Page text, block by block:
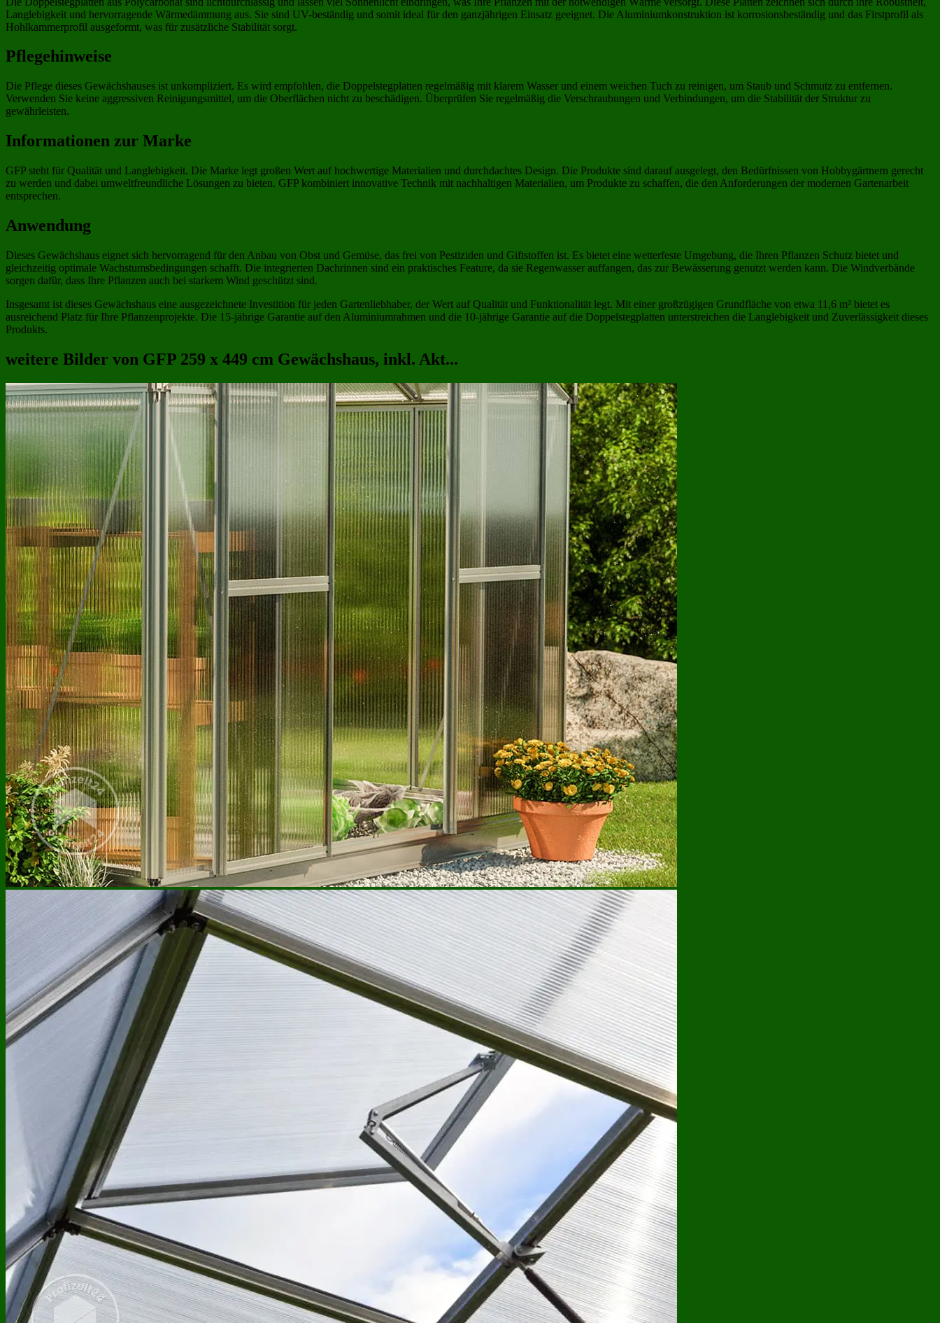
Langlebigkeit und hervorragende Wärmedämmung aus. Sie sind UV-beständig und somit ideal für den ganzjährigen Einsatz geeignet. Die Aluminiumkonstruktion ist korrosionsbeständig und das Firstprofil als
Hohlkammerprofil ausgeformt, was für zusätzliche Stabilität sorgt.
Pflegehinweise
Die Pflege dieses Gewächshauses ist unkompliziert. Es wird empfohlen, die Doppelstegplatten regelmäßig mit klarem Wasser und einem weichen Tuch zu reinigen, um Staub und Schmutz zu entfernen.
Verwenden Sie keine aggressiven Reinigungsmittel, um die Oberflächen nicht zu beschädigen. Überprüfen Sie regelmäßig die Verschraubungen und Verbindungen, um die Stabilität der Struktur zu
gewährleisten.
Informationen zur Marke
GFP steht für Qualität und Langlebigkeit. Die Marke legt großen Wert auf hochwertige Materialien und durchdachtes Design. Die Produkte sind darauf ausgelegt, den Bedürfnissen von Hobbygärtnern gerecht
zu werden und dabei umweltfreundliche Lösungen zu bieten. GFP kombiniert innovative Technik mit nachhaltigen Materialien, um Produkte zu schaffen, die den Anforderungen der modernen Gartenarbeit
entsprechen.
Anwendung
Dieses Gewächshaus eignet sich hervorragend für den Anbau von Obst und Gemüse, das frei von Pestiziden und Giftstoffen ist. Es bietet eine wetterfeste Umgebung, die Ihren Pflanzen Schutz bietet und
gleichzeitig optimale Wachstumsbedingungen schafft. Die integrierten Dachrinnen sind ein praktisches Feature, da sie Regenwasser auffangen, das zur Bewässerung genutzt werden kann. Die Windverbände
sorgen dafür, dass Ihre Pflanzen auch bei starkem Wind geschützt sind.
Insgesamt ist dieses Gewächshaus eine ausgezeichnete Investition für jeden Gartenliebhaber, der Wert auf Qualität und Funktionalität legt. Mit einer großzügigen Grundfläche von etwa 11,6 m² bietet es
ausreichend Platz für Ihre Pflanzenprojekte. Die 15-jährige Garantie auf den Aluminiumrahmen und die 10-jährige Garantie auf die Doppelstegplatten unterstreichen die Langlebigkeit und Zuverlässigkeit dieses
Produkts.
weitere Bilder von GFP 259 x 449 cm Gewächshaus, inkl. Akt...